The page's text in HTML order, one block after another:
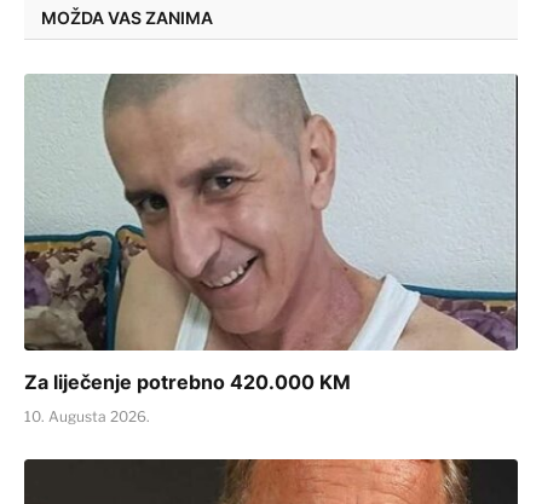
MOŽDA VAS ZANIMA
Za liječenje potrebno 420.000 KM
10. Augusta 2026.